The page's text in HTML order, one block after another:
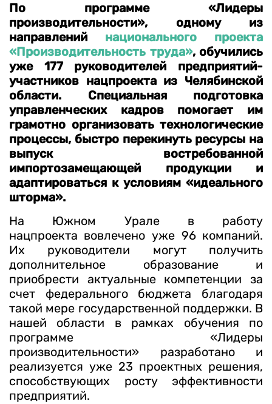
По программе «Лидеры
производительности», одному из
направлений национального проекта
«Производительность труда», обучились
уже 177 руководителей предприятий-
участников нацпроекта из Челябинской
области. Специальная подготовка
управленческих кадров помогает им
грамотно организовать технологические
процессы, быстро перекинуть ресурсы на
выпуск востребованной
импортозамещающей продукции и
адаптироваться к условиям «идеального
шторма».
На Южном Урале в работу
нацпроекта вовлечено уже 96 компаний.
Их руководители могут получить
дополнительное образование и
приобрести актуальные компетенции за
счет федерального бюджета благодаря
такой мере государственной поддержки. В
нашей области в рамках обучения по
программе «Лидеры
производительности» разработано и
реализуется уже 23 проектных решения,
способствующих росту эффективности
предприятий.